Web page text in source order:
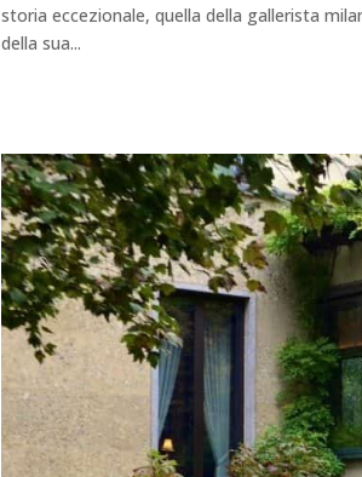
storia eccezionale, quella della gallerista
della sua...